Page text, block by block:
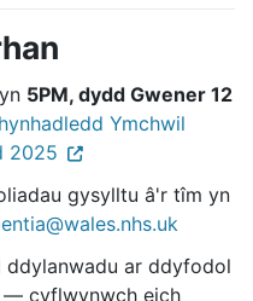
5PM, dydd Gwener 12
Ymchwil
2025
gysylltu â'r tîm yn
ar ddyfodol
— cyflwynwch eich